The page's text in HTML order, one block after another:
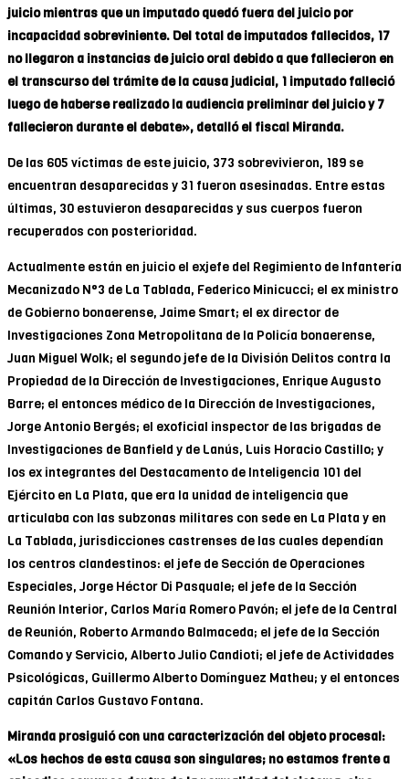
juicio mientras que un imputado quedó fuera del juicio por
incapacidad sobreviniente. Del total de imputados fallecidos, 17
no llegaron a instancias de juicio oral debido a que fallecieron en
el transcurso del trámite de la causa judicial, 1 imputado falleció
luego de haberse realizado la audiencia preliminar del juicio y 7
fallecieron durante el debate», detalló el fiscal Miranda.
De las 605 víctimas de este juicio, 373 sobrevivieron, 189 se
encuentran desaparecidas y 31 fueron asesinadas. Entre estas
últimas, 30 estuvieron desaparecidas y sus cuerpos fueron
recuperados con posterioridad.
Actualmente están en juicio el exjefe del Regimiento de Infantería
Mecanizado N°3 de La Tablada, Federico Minicucci; el ex ministro
de Gobierno bonaerense, Jaime Smart; el ex director de
Investigaciones Zona Metropolitana de la Policía bonaerense,
Juan Miguel Wolk; el segundo jefe de la División Delitos contra la
Propiedad de la Dirección de Investigaciones, Enrique Augusto
Barre; el entonces médico de la Dirección de Investigaciones,
Jorge Antonio Bergés; el exoficial inspector de las brigadas de
Investigaciones de Banfield y de Lanús, Luis Horacio Castillo; y
los ex integrantes del Destacamento de Inteligencia 101 del
Ejército en La Plata, que era la unidad de inteligencia que
articulaba con las subzonas militares con sede en La Plata y en
La Tablada, jurisdicciones castrenses de las cuales dependían
los centros clandestinos: el jefe de Sección de Operaciones
Especiales, Jorge Héctor Di Pasquale; el jefe de la Sección
Reunión Interior, Carlos María Romero Pavón; el jefe de la Central
de Reunión, Roberto Armando Balmaceda; el jefe de la Sección
Comando y Servicio, Alberto Julio Candioti; el jefe de Actividades
Psicológicas, Guillermo Alberto Domínguez Matheu; y el entonces
capitán Carlos Gustavo Fontana.
Miranda prosiguió con una caracterización del objeto procesal:
«Los hechos de esta causa son singulares; no estamos frente a